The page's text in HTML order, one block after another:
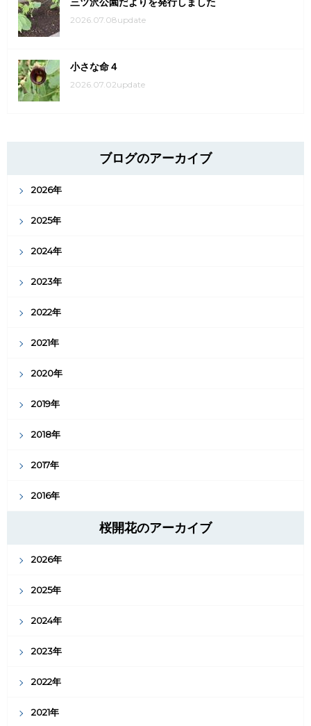
2026.07.08update
小さな命４
2026.07.02update
ブログのアーカイブ
2026年
2025年
2024年
2023年
2022年
2021年
2020年
2019年
2018年
2017年
2016年
桜開花のアーカイブ
2026年
2025年
2024年
2023年
2022年
2021年